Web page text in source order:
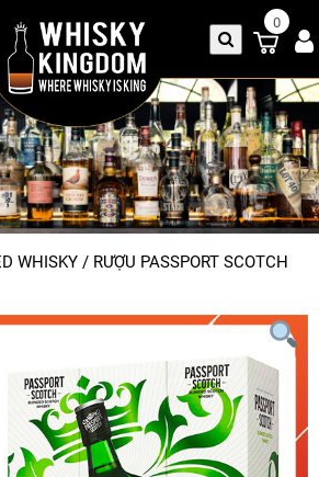
0
WHISKY / RƯỢU PASSPORT SCOTCH